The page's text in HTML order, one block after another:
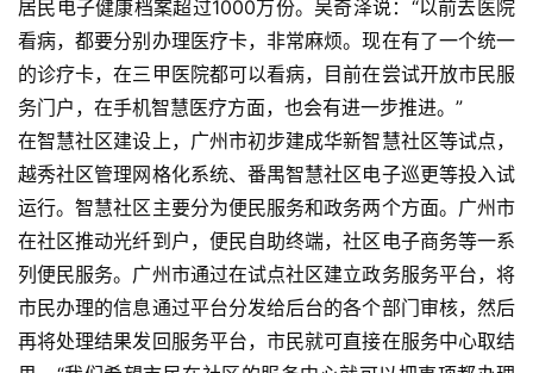
居民电子健康档案超过1000万份。吴奇泽说：“以前去医院
看病，都要分别办理医疗卡，非常麻烦。现在有了一个统一
的诊疗卡，在三甲医院都可以看病，目前在尝试开放市民服
务门户，在手机智慧医疗方面，也会有进一步推进。”
在智慧社区建设上，广州市初步建成华新智慧社区等试点，
越秀社区管理网格化系统、番禺智慧社区电子巡更等投入试
运行。智慧社区主要分为便民服务和政务两个方面。广州市
在社区推动光纤到户，便民自助终端，社区电子商务等一系
列便民服务。广州市通过在试点社区建立政务服务平台，将
市民办理的信息通过平台分发给后台的各个部门审核，然后
再将处理结果发回服务平台，市民就可直接在服务中心取结